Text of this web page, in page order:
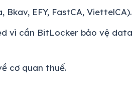
EFY, FastCA, ViettelCA).
vì cần BitLocker bảo vệ data
cơ quan thuế.